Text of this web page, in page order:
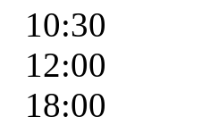
10:30
12:00
18:00